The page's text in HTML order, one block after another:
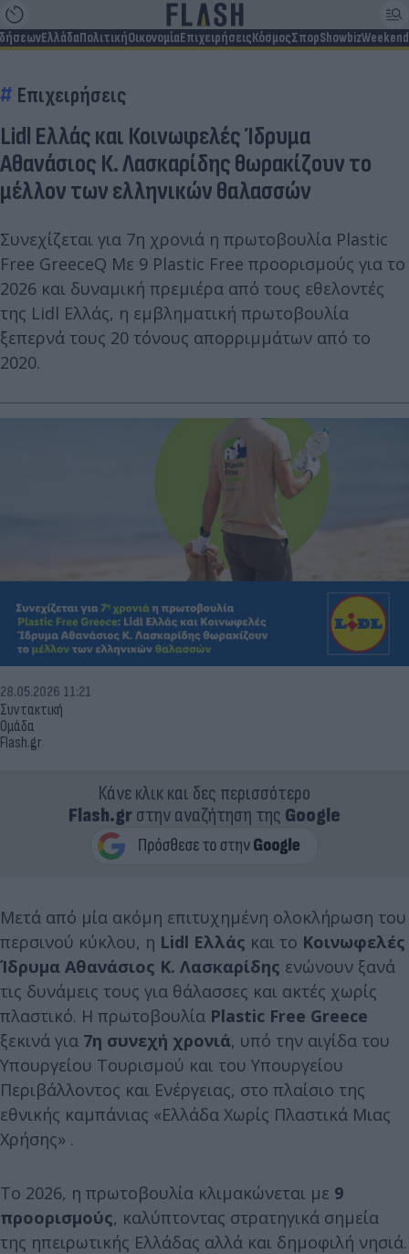
ΕλλάδαΠολιτικήΟικονομίαΕπιχειρήσειςΚόσμοςΣπορShowbizWeekend
Επιχειρήσεις
Lidl Ελλάς και Κοινωφελές Ίδρυμα
Αθανάσιος Κ. Λασκαρίδης θωρακίζουν το
μέλλον των ελληνικών θαλασσών
Συνεχίζεται για 7η χρονιά η πρωτοβουλία Plastic
Free GreeceQ Με 9 Plastic Free προορισμούς για το
2026 και δυναμική πρεμιέρα από τους εθελοντές
της Lidl Ελλάς, η εμβληματική πρωτοβουλία
ξεπερνά τους 20 τόνους απορριμμάτων από το
2020.
Συντακτική
Ομάδα
Flash.gr
28.05.2026 11:21
Κάνε κλικ και δες περισσότερο
Flash.grστην αναζήτηση της Google
Μετά από μία ακόμη επιτυχημένη ολοκλήρωση του
περσινού κύκλου, η Lidl Ελλάς και το Κοινωφελές
Ίδρυμα Αθανάσιος Κ. Λασκαρίδης ενώνουν ξανά
τις δυνάμεις τους για θάλασσες και ακτές χωρίς
πλαστικό. Η πρωτοβουλία Plastic Free Greece
ξεκινά για 7η συνεχή χρονιά, υπό την αιγίδα του
Υπουργείου Τουρισμού και του Υπουργείου
Περιβάλλοντος και Ενέργειας, στο πλαίσιο της
εθνικής καμπάνιας «Ελλάδα Χωρίς Πλαστικά Μιας
Χρήσης» .
Το 2026, η πρωτοβουλία κλιμακώνεται με 9
προορισμούς, καλύπτοντας στρατηγικά σημεία
της ηπειρωτικής Ελλάδας αλλά και δημοφιλή νησιά.